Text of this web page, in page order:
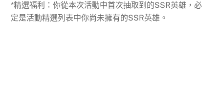
*精選福利：你從本次活動中首次抽取到的SSR英雄，必
定是活動精選列表中你尚未擁有的SSR英雄。